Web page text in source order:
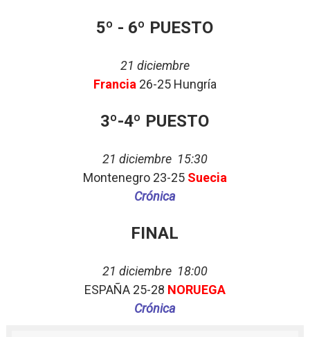
5º - 6º PUESTO
21 diciembre
Francia 26-25 Hungría
3º-4º PUESTO
21 diciembre 15:30
Montenegro 23-25 Suecia
Crónica
FINAL
21 diciembre 18:00
ESPAÑA 25-28 NORUEGA
Crónica